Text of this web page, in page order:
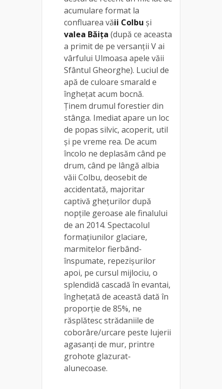
acumulare format la
confluarea văii Colbu și
valea Băița (după ce aceasta
a primit de pe versanții V ai
vârfului Ulmoasa apele văii
Sfântul Gheorghe). Luciul de
apă de culoare smarald e
înghețat acum bocnă.
Ținem drumul forestier din
stânga. Imediat apare un loc
de popas silvic, acoperit, util
și pe vreme rea. De acum
încolo ne deplasăm când pe
drum, când pe lângă albia
văii Colbu, deosebit de
accidentată, majoritar
captivă ghețurilor după
nopțile geroase ale finalului
de an 2014. Spectacolul
formațiunilor glaciare,
marmitelor fierbând-
înspumate, repezișurilor
apoi, pe cursul mijlociu, o
splendidă cascadă în evantai,
înghețată de această dată în
proporție de 85%, ne
răsplătesc strădaniile de
coborâre/urcare peste lujerii
agasanți de mur, printre
grohote glazurat-
alunecoase.